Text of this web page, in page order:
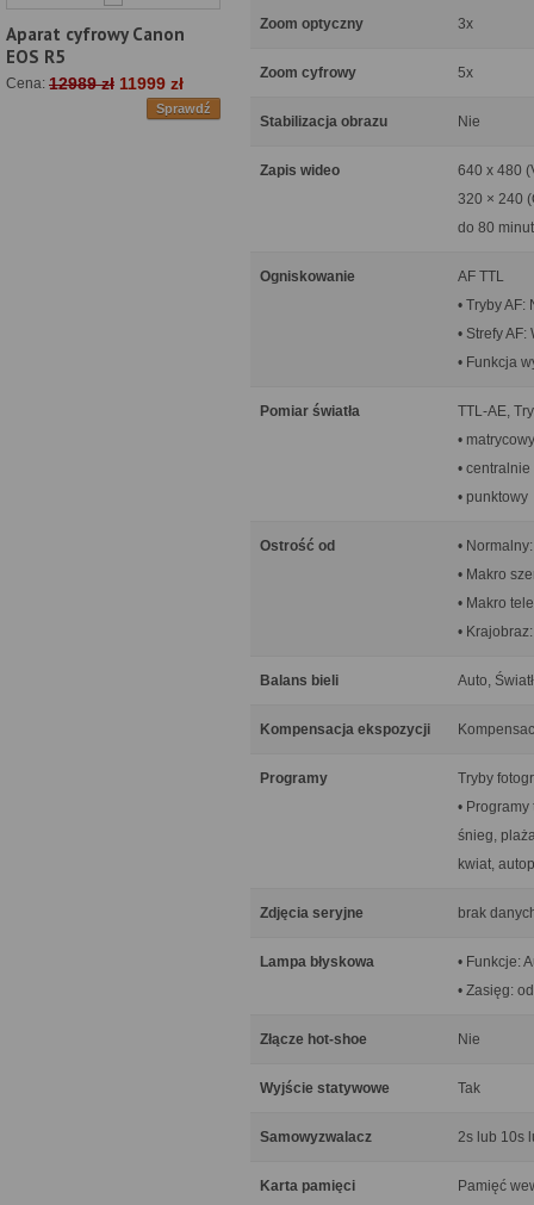
Aparat cyfrowy Canon
EOS R5
Cena: 12989 zł 11999 zł
Sprawdź
Zoom optyczny 3x
Zoom cyfrowy 5x
Stabilizacja obrazu Nie
Zapis wideo
640 x 480
320 × 240
do 80
Ogniskowanie
AF TTL
• Tryby
• Strefy
• Funkcja
Pomiar światła
TTL-AE,
• matrycowy
•
• punktowy
Ostrość od
•
• Makro
• Makro
•
Balans bieli Auto,
Kompensacja ekspozycji
Programy
Tryby
•
śnieg,
kwiat,
Zdjęcia seryjne brak
Lampa błyskowa
• Funkcje:
• Zasięg:
Złącze hot-shoe Nie
Wyjście statywowe Tak
Samowyzwalacz 2s lub 10s
Karta pamięci
Pamięć